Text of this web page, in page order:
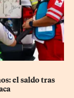
el saldo tras